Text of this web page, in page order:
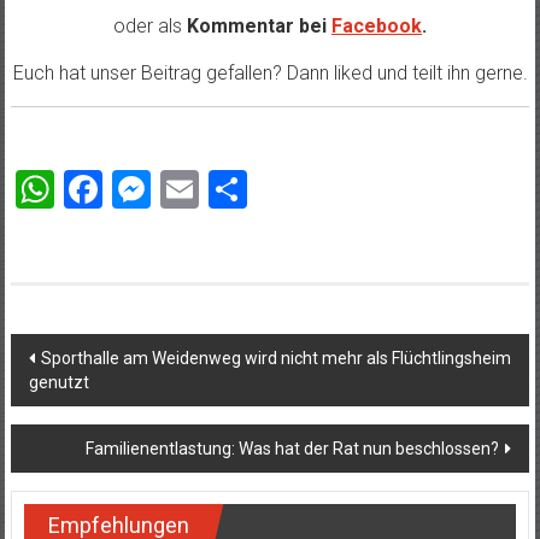
oder als Kommentar bei Facebook.
Euch hat unser Beitrag gefallen? Dann liked und teilt ihn gerne.
WhatsApp
Facebook
Messenger
EmailTeilen
Beitragsnavigation
Sporthalle am Weidenweg wird nicht mehr als Flüchtlingsheim
genutzt
Familienentlastung: Was hat der Rat nun beschlossen?
Empfehlungen